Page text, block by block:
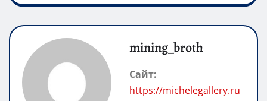
mining_broth
Сайт:
https://michelegallery.ru